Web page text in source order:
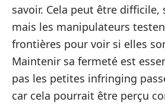
savoir. Cela peut être
mais les manipulateurs
frontières pour voir si elles
Maintenir sa fermeté est
pas les petites infringing
car cela pourrait être perçu